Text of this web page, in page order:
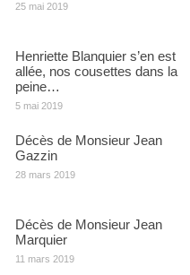
25 mai 2019
Henriette Blanquier s’en est
allée, nos cousettes dans la
peine…
5 mai 2019
Décès de Monsieur Jean
Gazzin
28 mars 2019
Décès de Monsieur Jean
Marquier
11 mars 2019